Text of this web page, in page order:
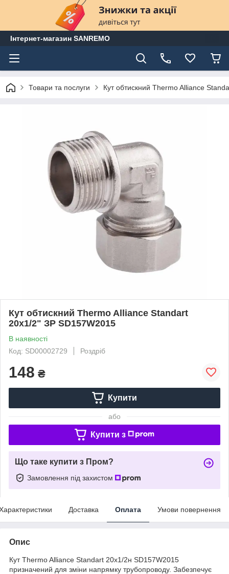
Інтернет-магазин SANREMO
Товари та послуги Кут обтискний Thermo Alliance
Кут обтискний Thermo Alliance Standart
20х1/2" ЗР SD157W2015
В наявності
Код: SD00002729
Роздріб
148 ₴
Купити
або
Купити з
Що таке купити з Пром?
Замовлення під захистом
Доставка Оплата Умови повернення
Опис
Кут Thermo Alliance Standart 20х1/2н SD157W2015
призначений для зміни напрямку трубопроводу. Забезпечує